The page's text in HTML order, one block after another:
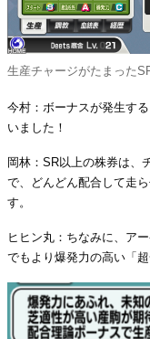
生産チャージがたまった
今村：ボーナスが発生す
いました！
岡林：SR以上の株券は、
で、どんどん配合して走
す。
ヒヒン丸：ちなみに、ア
でもより爆発力の高い「